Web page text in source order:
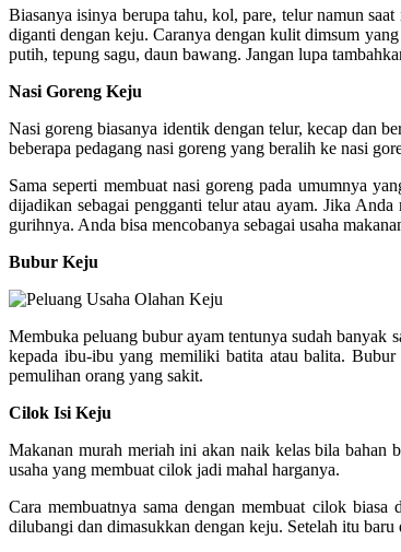
Biasanya isinya berupa tahu, kol, pare, telur namun
diganti dengan keju. Caranya dengan kulit dimsum
putih, tepung sagu, daun bawang. Jangan lupa
Nasi Goreng Keju
Nasi goreng biasanya identik dengan telur, kecap dan
beberapa pedagang nasi goreng yang beralih ke nasi
Sama seperti membuat nasi goreng pada umumnya
dijadikan sebagai pengganti telur atau ayam. Jika
gurihnya. Anda bisa mencobanya sebagai usaha
Bubur Keju
Membuka peluang bubur ayam tentunya sudah banyak
kepada ibu-ibu yang memiliki batita atau balita.
pemulihan orang yang sakit.
Cilok Isi Keju
Makanan murah meriah ini akan naik kelas bila bahan
usaha yang membuat cilok jadi mahal harganya.
Cara membuatnya sama dengan membuat cilok
dilubangi dan dimasukkan dengan keju. Setelah itu